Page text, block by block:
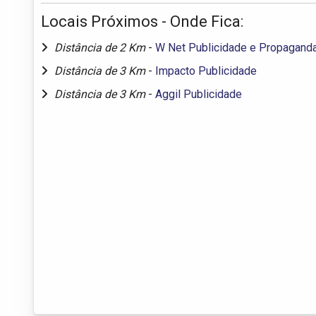
Locais Próximos - Onde Fica:
Distância de 2 Km - W Net Publicidade e
Distância de 3 Km - Impacto Publicidade
Distância de 3 Km - Aggil Publicidade